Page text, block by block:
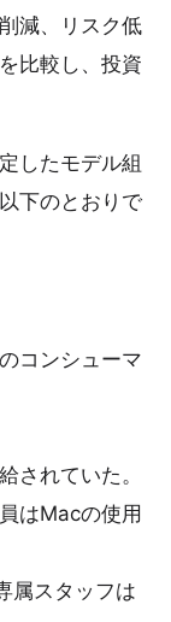
減、リスク低
比較し、投資
したモデル組
下のとおりで
コンシューマ
されていた。
はMacの使用
属スタッフは